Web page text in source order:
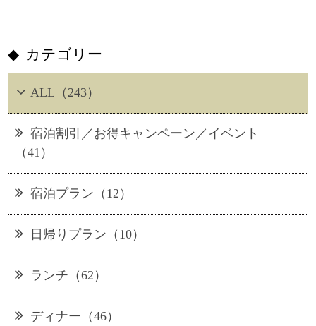
カテゴリー
ALL（243）
宿泊割引／お得キャンペーン／イベント
（41）
宿泊プラン（12）
日帰りプラン（10）
ランチ（62）
ディナー（46）